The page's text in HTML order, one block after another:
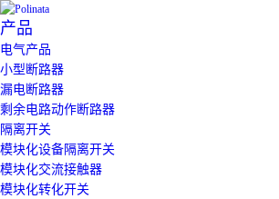
产品
电气产品
小型断路器
漏电断路器
剩余电路动作断路器
隔离开关
模块化设备隔离开关
模块化交流接触器
模块化转化开关